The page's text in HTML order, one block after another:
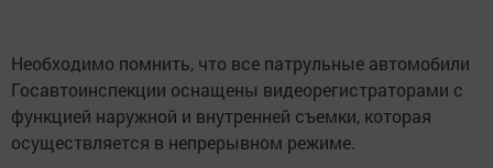
Необходимо помнить, что все патрульные автомобили
Госавтоинспекции оснащены видеорегистраторами с
функцией наружной и внутренней съемки, которая
осуществляется в непрерывном режиме.